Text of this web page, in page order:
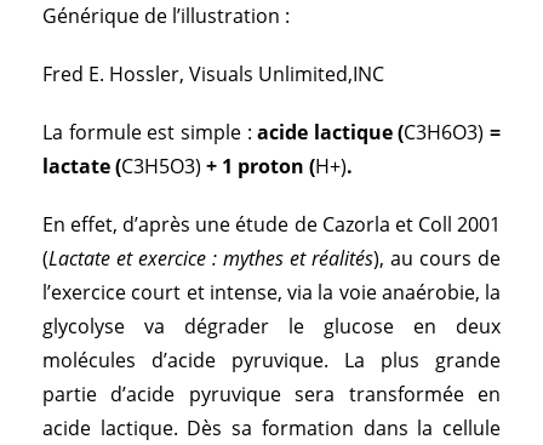
Générique de l’illustration :
Fred E. Hossler, Visuals Unlimited,INC
La formule est simple :acide lactique (C3H6O3) =
lactate (C3H5O3) + 1 proton (H+).
En effet, d’après une étude de Cazorla et Coll 2001
(Lactate et exercice : mythes et réalités), au cours de
l’exercice court et intense, via la voie anaérobie, la
glycolyse va dégrader le glucose en deux
molécules d’acide pyruvique. La plus grande
partie d’acide pyruvique sera transformée en
acide lactique. Dès sa formation dans la cellule